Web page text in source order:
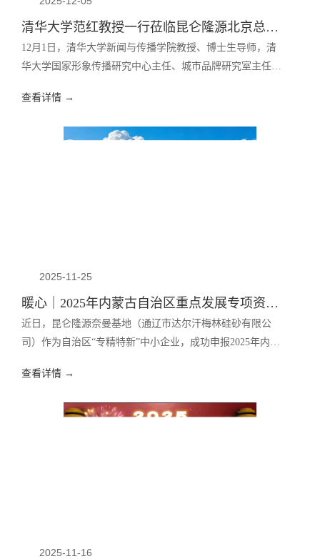
清华大学范红教授一行莅临昆仑隆源北京总部考察指导工作
12月1日，清华大学新闻与传播学院教授、博士生导师，清
华大学国家形象传播研究中心主任、城市品牌研究室主任范
慕玲一行，应邀莅临昆仑隆源北京总部考察交流并指导工
查看详情 →
2025-11-25
暖心｜2025年内蒙古自治区重点发展专项资金落地昆仑隆源奈曼基地！
近日，昆仑隆源奈曼基地（通辽市达尔汗梅林硅砂有限公
司）作为自治区“专精特新”中小企业，成功申报2025年内蒙
府拨付的专项资金支持！
查看详情 →
2025-11-16